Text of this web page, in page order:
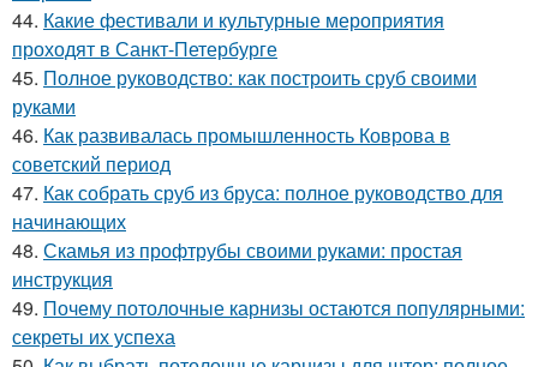
44. Какие фестивали и культурные мероприятия
проходят в Санкт-Петербурге
45. Полное руководство: как построить сруб своими
руками
46. Как развивалась промышленность Коврова в
советский период
47. Как собрать сруб из бруса: полное руководство для
начинающих
48. Скамья из профтрубы своими руками: простая
инструкция
49. Почему потолочные карнизы остаются популярными:
секреты их успеха